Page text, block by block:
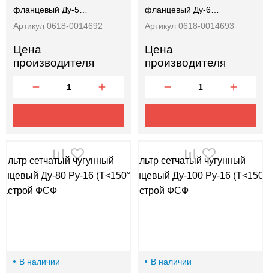
фланцевый Ду-5…
Артикул 0618-0014692
Цена
производителя
фланцевый Ду-6…
Артикул 0618-0014693
Цена
производителя
В наличии
В наличии